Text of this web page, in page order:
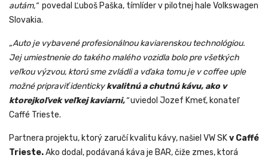
autám,“povedal Ľuboš Paška, tímlíder v pilotnej hale Volkswagen
Slovakia.
„Auto je vybavené profesionálnou kaviarenskou technológiou.
Jej umiestnenie do takého malého vozidla bolo pre všetkých
veľkou výzvou, ktorú sme zvládli a vďaka tomu je v coffee up!e
možné pripraviť identickykvalitnú a chutnú kávu, ako v
ktorejkoľvek veľkej kaviarni,“uviedol Jozef Kmeť, konateľ
Caffé Trieste.
Partnera projektu, ktorý zaručí kvalitu kávy, našiel VW SKv Caffé
Trieste.Ako dodal, podávaná káva je BAR, čiže zmes, ktorá